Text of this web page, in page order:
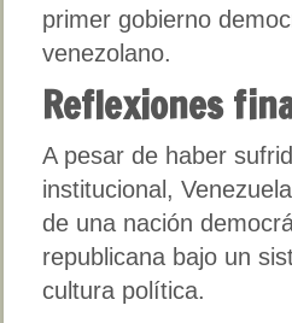
primer gobierno
venezolano.
Reflexiones
A pesar de haber
institucional,
de una nación
republicana bajo un
cultura política.